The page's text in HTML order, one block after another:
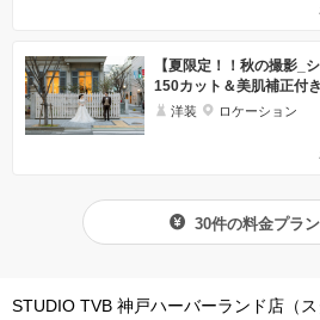
【夏限定！！秋の撮影_
150カット＆美肌補正付き
洋装 ロケーション
30件の料金プラ
STUDIO TVB 神戸ハーバーランド店（